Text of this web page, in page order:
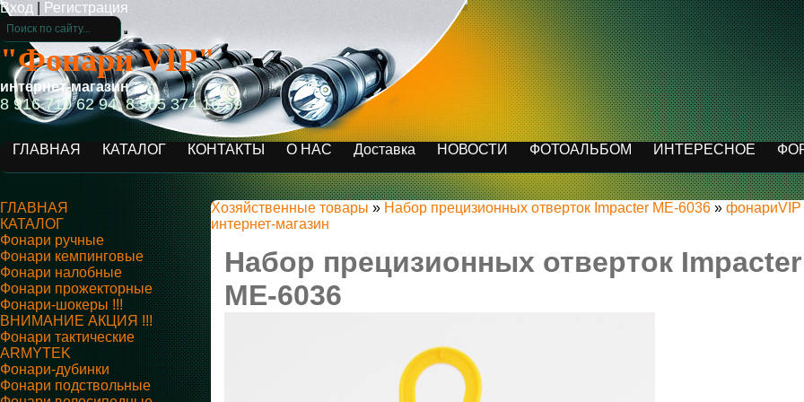
Вход Регистрация
"Фонари VIP"
интернет-магазин
8 916 710 62 94, 8 965 374 16 59
ГЛАВНАЯ КАТАЛОГ КОНТАКТЫ О НАС Доставка НОВОСТИ ФОТОАЛЬБОМ ИНТЕРЕСНОЕ
ГЛАВНАЯ
КАТАЛОГ
Фонари ручные
Фонари кемпинговые
Фонари налобные
Фонари прожекторные
Фонари-шокеры !!!
ВНИМАНИЕ АКЦИЯ !!!
Фонари тактические
ARMYTEK
Фонари-дубинки
Фонари подствольные
Хозяйственные товары » Набор прецизионных отверток Impacter ME-6036 » фонариVIP
интернет-магазин
Набор прецизионных отверток Impacter
ME-6036